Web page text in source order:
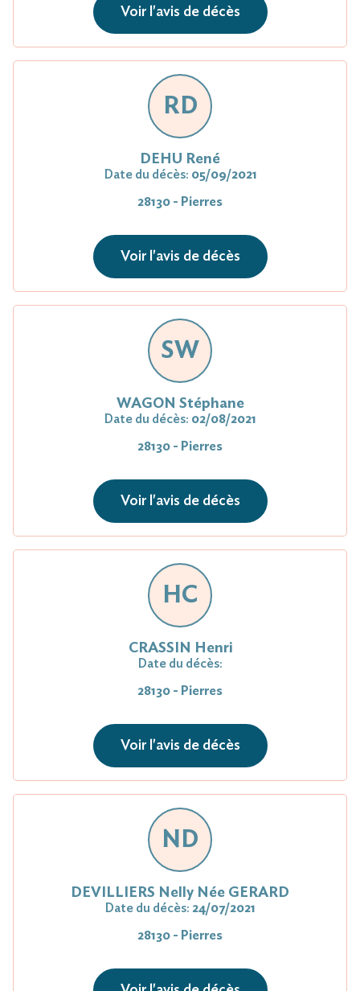
Voir l'avis de décès
RD
DEHU René
Date du décès: 05/09/2021
28130 - Pierres
Voir l'avis de décès
SW
WAGON Stéphane
Date du décès: 02/08/2021
28130 - Pierres
Voir l'avis de décès
HC
CRASSIN Henri
Date du décès:
28130 - Pierres
Voir l'avis de décès
ND
DEVILLIERS Nelly Née GERARD
Date du décès: 24/07/2021
28130 - Pierres